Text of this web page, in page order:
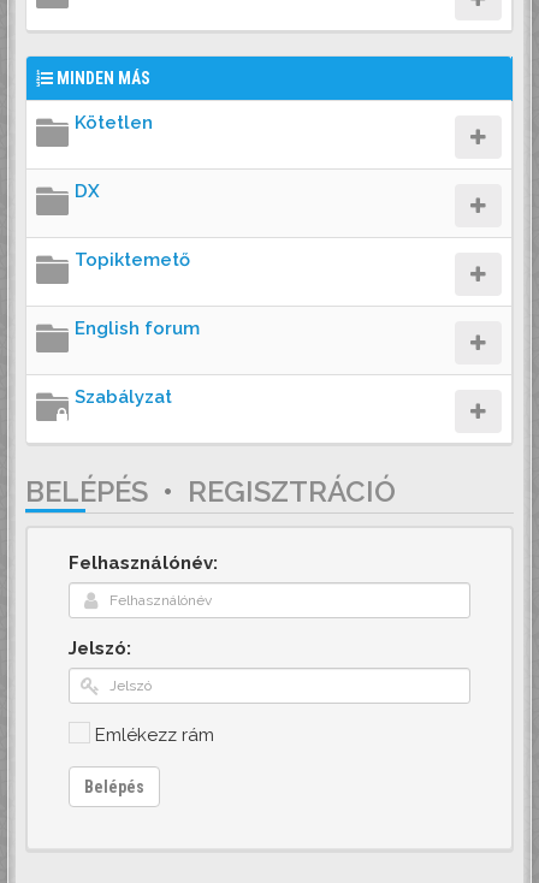
MINDEN MÁS
Kötetlen
DX
Topiktemető
English forum
Szabályzat
BELÉPÉS • REGISZTRÁCIÓ
Felhasználónév:
Jelszó:
Emlékezz rám
Belépés